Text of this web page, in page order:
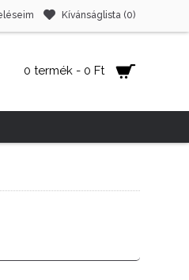
Kívánságlista (0)
0 termék - 0 Ft